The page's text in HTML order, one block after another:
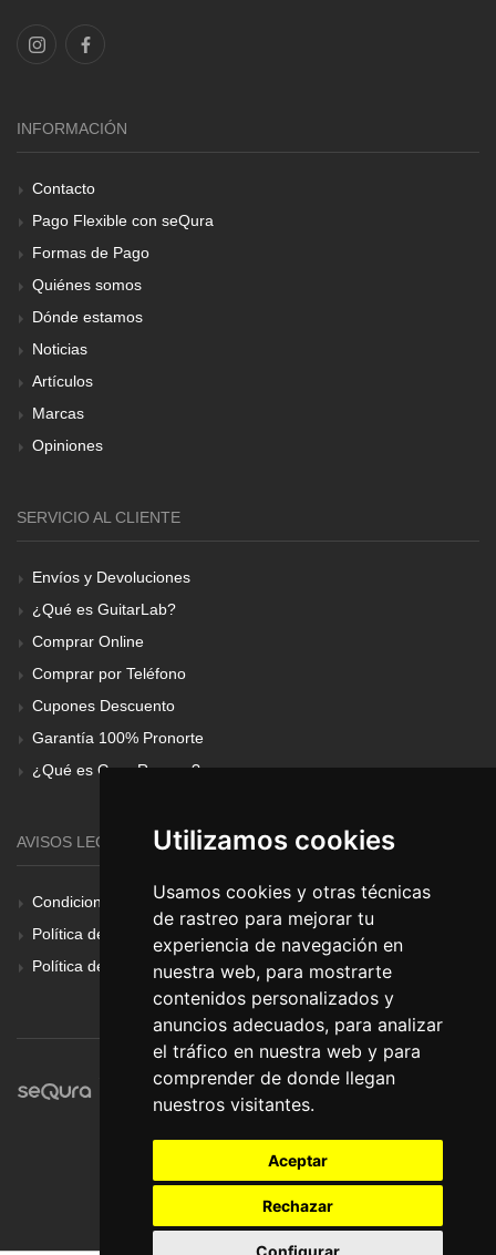
Utilizamos cookies
Usamos cookies y otras técnicas
de rastreo para mejorar tu
experiencia de navegación en
nuestra web, para mostrarte
contenidos personalizados y
anuncios adecuados, para analizar
el tráfico en nuestra web y para
comprender de donde llegan
nuestros visitantes.
Aceptar
Rechazar
Configurar
INFORMACIÓN
Contacto
Pago Flexible con seQura
Formas de Pago
Quiénes somos
Dónde estamos
Noticias
Artículos
Marcas
Opiniones
SERVICIO AL CLIENTE
Envíos y Devoluciones
¿Qué es GuitarLab?
Comprar Online
Comprar por Teléfono
Cupones Descuento
Garantía 100% Pronorte
¿Qué es Gear Renove?
AVISOS LEGALES
Condiciones Generales
Política de Cookies
Política de Privacidad